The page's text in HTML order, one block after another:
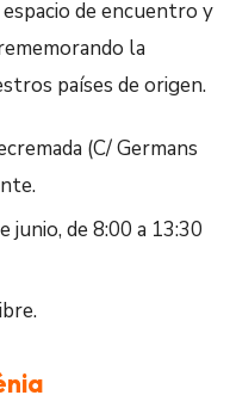
de encuentro y
la
países de origen.
(C/ Germans
junio, de 8:00 a 13:30